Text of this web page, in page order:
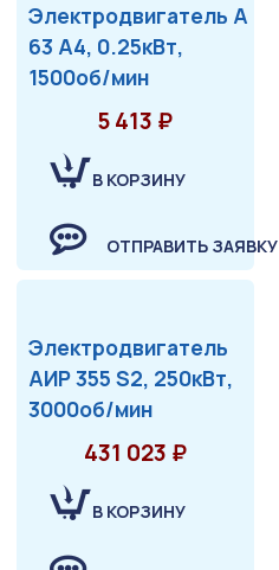
Электродвигатель А
63 А4, 0.25кВт,
1500об/мин
5 413 ₽
В КОРЗИНУ
ОТПРАВИТЬ ЗАЯВКУ
Электродвигатель
АИР 355 S2, 250кВт,
3000об/мин
431 023 ₽
В КОРЗИНУ